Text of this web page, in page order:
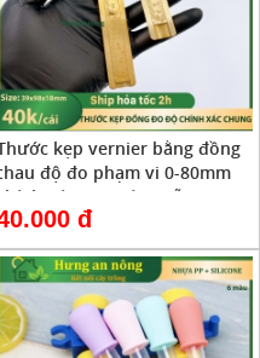
kẹp vernier bằng đồng
độ đo phạm vi 0-80mm
chính xác cao, có 2 mẫu giao
nhiên
đ